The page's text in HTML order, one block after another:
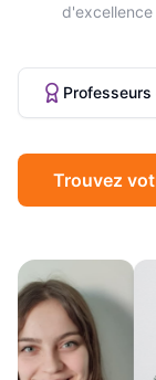
Trouvez